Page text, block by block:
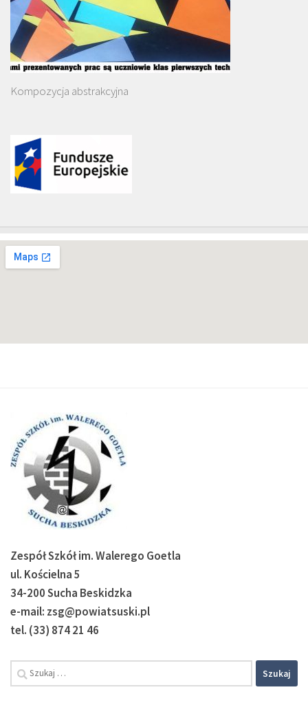
Kompozycja abstrakcyjna
Zespół Szkół im. Walerego Goetla
ul. Kościelna 5
34-200 Sucha Beskidzka
e-mail: zsg@powiatsuski.pl
tel. (33) 874 21 46